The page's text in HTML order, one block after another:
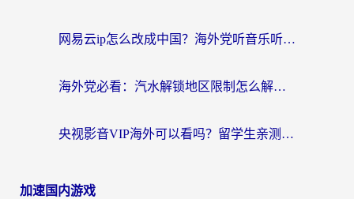
网易云ip怎么改成中国？海外党听音乐听书的无痛解决方案
海外党必看：汽水解锁地区限制怎么解除？3招解决国内影音&生活服务难题
央视影音VIP海外可以看吗？留学生亲测有效的回国加速器选择指南
加速国内游戏